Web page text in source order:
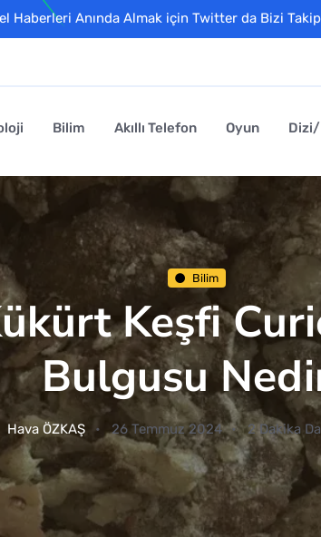
Haberleri Anında Almak için Twitter da Bizi
Bilim Akıllı Telefon Oyun
Bilim
Keşfi
Bulgusu
Hava ÖZKAŞ 26 Temmuz 2024 2 Dakika